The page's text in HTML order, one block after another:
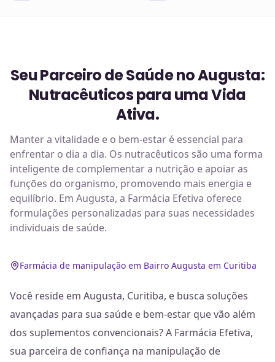
Seu Parceiro de Saúde no Augusta:
Nutracêuticos para uma Vida
Ativa.
Manter a vitalidade e o bem-estar é essencial para
enfrentar o dia a dia. Os nutracêuticos são uma forma
inteligente de complementar a nutrição e apoiar as
funções do organismo, promovendo mais energia e
equilíbrio. Em Augusta, a Farmácia Efetiva oferece
formulações personalizadas para suas necessidades
individuais de saúde.
Farmácia de manipulação em Bairro Augusta em Curitiba
Você reside em Augusta, Curitiba, e busca soluções
avançadas para sua saúde e bem-estar que vão além
dos suplementos convencionais? A Farmácia Efetiva,
sua parceira de confiança na manipulação de